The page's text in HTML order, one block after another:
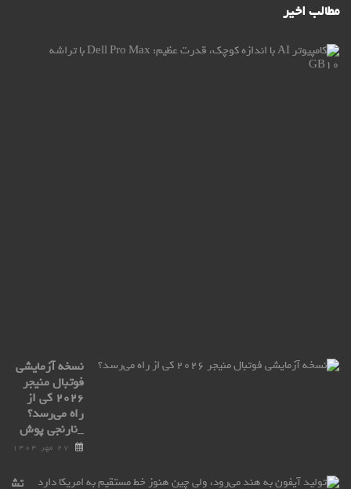
مطالب اخیر
نسخه آزمایشی
فوتبال منیجر
۲۰۲۶ کی از
راه می‌رسد؟
_نارنجی پوش
۲۷ مهر ۱۴۰۴